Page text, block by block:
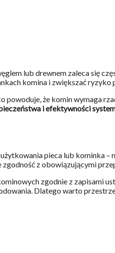
lub drewnem zaleca się
komina i zwiększać ryzyko
że komin wymaga
i efektywności
pieca lub kominka
z obowiązującymi
zgodnie z zapisami
Dlatego warto